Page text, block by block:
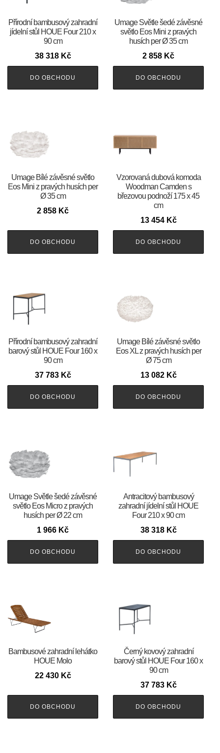
Přírodní bambusový zahradní
jídelní stůl HOUE Four 210 x
90 cm
38 318 Kč
DO OBCHODU
Umage Světle šedé závěsné
světlo Eos Mini z pravých
husích per Ø 35 cm
2 858 Kč
DO OBCHODU
Umage Bílé závěsné světlo
Eos Mini z pravých husích per
Ø 35 cm
2 858 Kč
DO OBCHODU
Vzorovaná dubová komoda
Woodman Camden s
březovou podnoží 175 x 45
cm
13 454 Kč
DO OBCHODU
Přírodní bambusový zahradní
barový stůl HOUE Four 160 x
90 cm
37 783 Kč
DO OBCHODU
Umage Bílé závěsné světlo
Eos XL z pravých husích per
Ø 75 cm
13 082 Kč
DO OBCHODU
Umage Světle šedé závěsné
světlo Eos Micro z pravých
husích per Ø 22 cm
1 966 Kč
DO OBCHODU
Antracitový bambusový
zahradní jídelní stůl HOUE
Four 210 x 90 cm
38 318 Kč
DO OBCHODU
Bambusové zahradní lehátko
HOUE Molo
22 430 Kč
DO OBCHODU
Černý kovový zahradní
barový stůl HOUE Four 160 x
90 cm
37 783 Kč
DO OBCHODU